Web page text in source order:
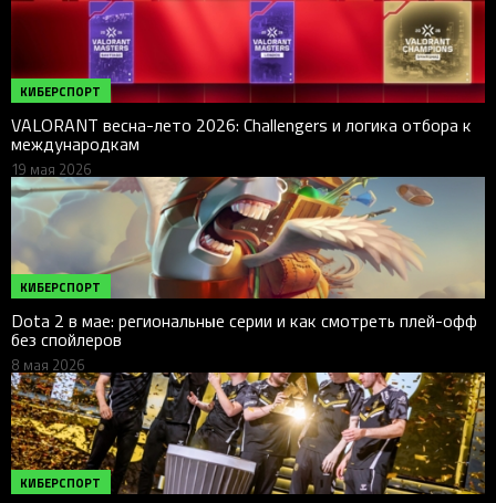
КИБЕРСПОРТ
VALORANT весна-лето 2026: Challengers и логика отбора к
международкам
19 мая 2026
КИБЕРСПОРТ
Dota 2 в мае: региональные серии и как смотреть плей-офф
без спойлеров
8 мая 2026
КИБЕРСПОРТ